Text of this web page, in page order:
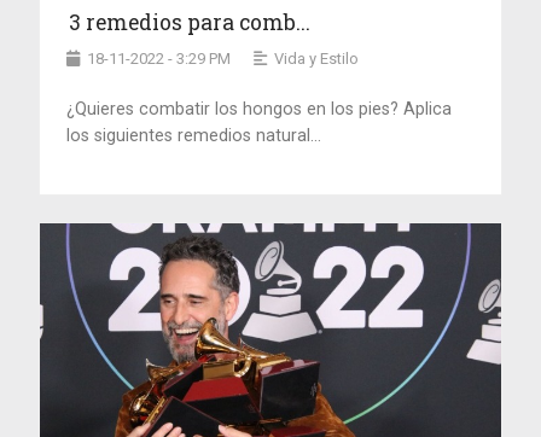
3 remedios para comb...
18-11-2022 - 3:29 PM Vida y Estilo
¿Quieres combatir los hongos en los pies? Aplica
los siguientes remedios natural...